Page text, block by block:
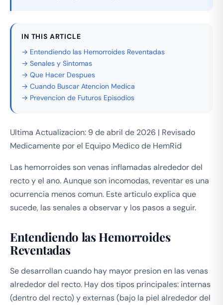
IN THIS ARTICLE
→ Entendiendo las Hemorroides Reventadas
→ Senales y Sintomas
→ Que Hacer Despues
→ Cuando Buscar Atencion Medica
→ Prevencion de Futuros Episodios
Ultima Actualizacion: 9 de abril de 2026 | Revisado
Medicamente por el Equipo Medico de HemRid
Las hemorroides son venas inflamadas alrededor del
recto y el ano. Aunque son incomodas, reventar es una
ocurrencia menos comun. Este articulo explica que
sucede, las senales a observar y los pasos a seguir.
Entendiendo las Hemorroides
Reventadas
Se desarrollan cuando hay mayor presion en las venas
alrededor del recto. Hay dos tipos principales: internas
(dentro del recto) y externas (bajo la piel alrededor del